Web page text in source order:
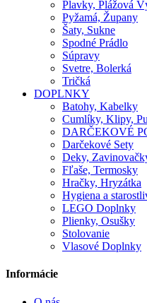
Plavky, Plážová
Pyžamá, Župany
Šaty, Sukne
Spodné Prádlo
Súpravy
Svetre, Bolerká
Tričká
DOPLNKY
Batohy, Kabelky
Cumlíky, Klipy,
DARČEKOVÉ
Darčekové Sety
Deky,
Fľaše, Termosky
Hračky, Hryzátka
Hygiena a
LEGO Doplnky
Plienky, Osušky
Stolovanie
Vlasové Doplnky
Informácie